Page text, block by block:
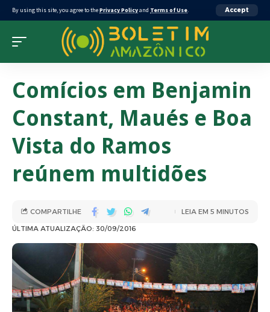
By using this site, you agree to thePrivacy Policyand Terms of Use. Accept
Comícios em Benjamin
Constant, Maués e Boa
Vista do Ramos
reúnem multidões
ÚLTIMA ATUALIZAÇÃO: 30/09/2016
COMPARTILHE LEIA EM 5 MINUTOS